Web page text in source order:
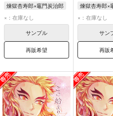
煉獄杏寿郎×竈門炭治郎
竈門炭治郎
煉獄杏寿郎
×：在庫なし
サンプル
再販希望
煉獄杏寿郎×
竈門炭治郎
煉獄杏寿郎
×：在庫なし
サン
再販